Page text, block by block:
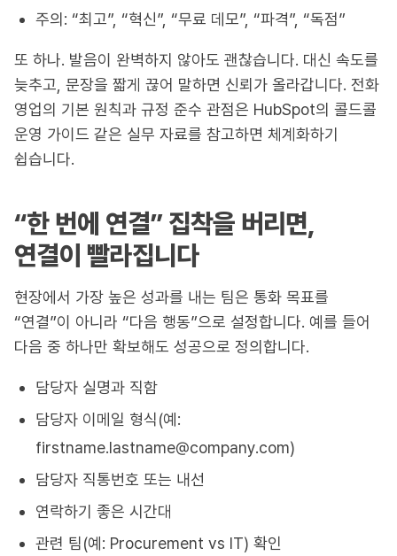
주의: “최고”, “혁신”, “무료 데모”, “파격”, “독점”
또 하나. 발음이 완벽하지 않아도 괜찮습니다. 대신 속도를
늦추고, 문장을 짧게 끊어 말하면 신뢰가 올라갑니다. 전화
영업의 기본 원칙과 규정 준수 관점은 HubSpot의 콜드콜
운영 가이드 같은 실무 자료를 참고하면 체계화하기
쉽습니다.
“한 번에 연결” 집착을 버리면,
연결이 빨라집니다
현장에서 가장 높은 성과를 내는 팀은 통화 목표를
“연결”이 아니라 “다음 행동”으로 설정합니다. 예를 들어
다음 중 하나만 확보해도 성공으로 정의합니다.
담당자 실명과 직함
담당자 이메일 형식(예:
firstname.lastname@company.com)
담당자 직통번호 또는 내선
연락하기 좋은 시간대
관련 팀(예: Procurement vs IT) 확인